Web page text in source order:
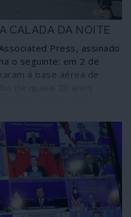
CALADA DA NOITE
Press, assinado
o seguinte: em 2 de
a base aérea de
mais de duas
afegãs”.